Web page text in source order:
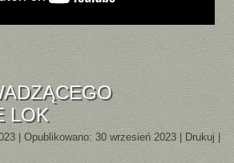
LOK
|Opublikowano: 30 wrzesień 2023 Drukuj